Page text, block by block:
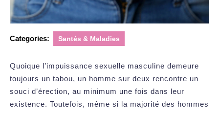
Categories: Santés & Maladies
Quoique l’impuissance sexuelle masculine demeure
toujours un tabou, un homme sur deux rencontre un
souci d’érection, au minimum une fois dans leur
existence. Toutefois, même si la majorité des hommes